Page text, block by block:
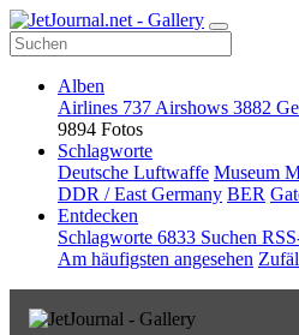
Alben
Airlines 737 Airshows 3882
9894 Fotos
Schlagworte
Deutsche Luftwaffe Museum
DDR / East Germany BER
Entdecken
Schlagworte 6833 Suchen
Am häufigsten angesehen